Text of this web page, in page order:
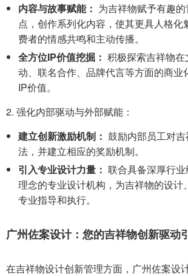
内容与故事赋能： 为吉祥物赋予有趣
点，创作系列化内容，使其更具人格化
费者的情感共鸣和主动传播。
全方位IP价值挖掘： 积极探索吉祥物
动、联名合作、品牌代言等方面的商业
IP价值。
2. 强化内部驱动与外部赋能：
建立创新激励机制： 鼓励内部员工对
法，并建立相应的奖励机制。
引入专业设计力量： 联合具备深厚行
理念的专业设计机构，为吉祥物的设计
专业指导和执行。
广州佐案设计：您的吉祥物创新驱动
在吉祥物设计创新管理方面，广州佐案设